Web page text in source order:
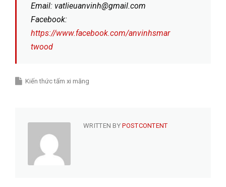
Email: vatlieuanvinh@gmail.com
Facebook:
https://www.facebook.com/anvinhsmar
twood
Kiến thức tấm xi măng
WRITTEN BYPOSTCONTENT